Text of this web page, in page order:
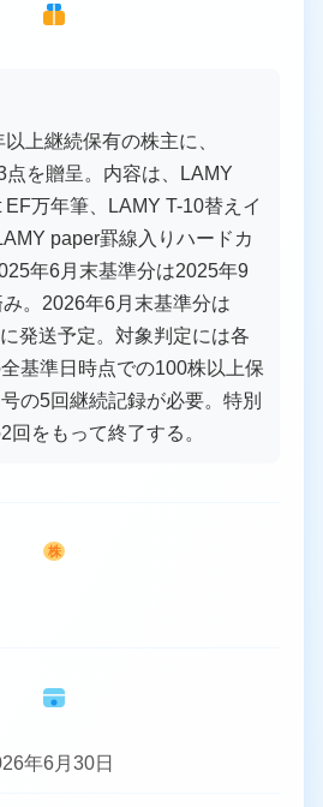
上継続保有の株主に、
点を贈呈。内容は、LAMY
万年筆、LAMY T-10替えイ
paper罫線入りハードカ
年6月末基準分は2025年9
。2026年6月末基準分は
発送予定。対象判定には各
基準日時点での100株以上保
の5回継続記録が必要。特別
回をもって終了する。
株
年6月30日